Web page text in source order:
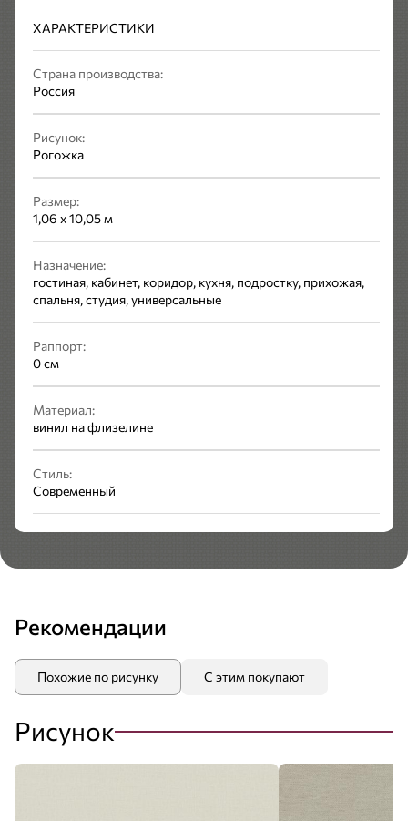
ХАРАКТЕРИСТИКИ
Страна производства:
Россия
Рисунок:
Рогожка
Размер:
1,06 x 10,05 м
Назначение:
гостиная, кабинет, коридор, кухня, подростку, прихожая,
спальня, студия, универсальные
Раппорт:
0 см
Материал:
винил на флизелине
Стиль:
Современный
Рекомендации
Похожие по рисунку С этим покупают
Рисунок